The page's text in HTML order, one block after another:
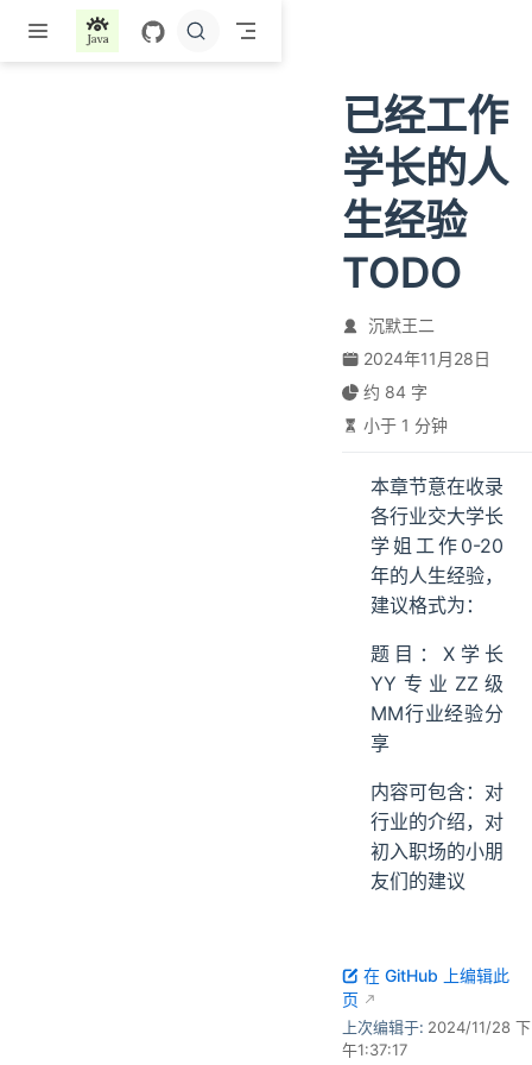
跳至主要內容
已经工作
学长的人
生经验
TODO
沉默王二
2024年11月28日
约 84 字
小于 1 分钟
本章节意在收录
各行业交大学长
学姐工作0-20
年的人生经验，
建议格式为：
题目：X学长
YY专业ZZ级
MM行业经验分
享
内容可包含：对
行业的介绍，对
初入职场的小朋
友们的建议
在 GitHub 上编辑此
页
上次编辑于: 2024/11/28 下
午1:37:17